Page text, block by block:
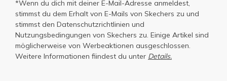
*Wenn du dich mit deiner E-Mail-Adresse anmeldest,
stimmst du dem Erhalt von E-Mails von Skechers zu und
stimmst den Datenschutzrichtlinien und
Nutzungsbedingungen von Skechers zu. Einige Artikel sind
möglicherweise von Werbeaktionen ausgeschlossen.
Weitere Informationen fiindest du unter Details.